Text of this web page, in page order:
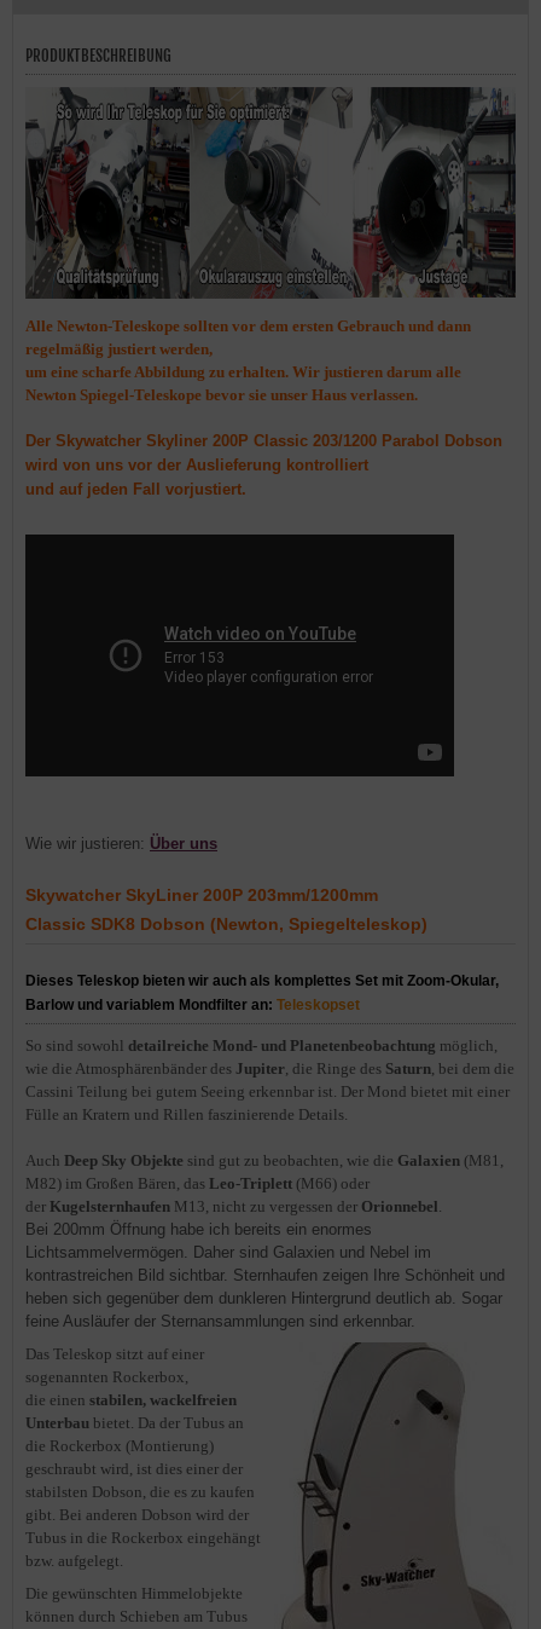
PRODUKTBESCHREIBUNG
Alle Newton-Teleskope sollten vor dem ersten Gebrauch und dann
regelmäßig justiert werden,
um eine scharfe Abbildung zu erhalten. Wir justieren darum alle
Newton Spiegel-Teleskope bevor sie unser Haus verlassen.
Der Skywatcher Skyliner 200P Classic 203/1200 Parabol Dobson
wird von uns vor der Auslieferung kontrolliert
und auf jeden Fall vorjustiert.
Wie wir justieren: Über uns
Skywatcher SkyLiner 200P 203mm/1200mm
Classic SDK8 Dobson (Newton, Spiegelteleskop)
Dieses Teleskop bieten wir auch als komplettes Set mit Zoom-Okular,
Barlow und variablem Mondfilter an: Teleskopset
So sind sowohl detailreiche Mond- und Planetenbeobachtung möglich,
wie die Atmosphärenbänder des Jupiter, die Ringe des Saturn, bei dem die
Cassini Teilung bei gutem Seeing erkennbar ist. Der Mond bietet mit einer
Fülle an Kratern und Rillen faszinierende Details.
Auch Deep Sky Objekte sind gut zu beobachten, wie die Galaxien (M81,
M82) im Großen Bären, das Leo-Triplett (M66) oder
der Kugelsternhaufen M13, nicht zu vergessen der Orionnebel.
Bei 200mm Öffnung habe ich bereits ein enormes
Lichtsammelvermögen. Daher sind Galaxien und Nebel im
kontrastreichen Bild sichtbar. Sternhaufen zeigen Ihre Schönheit und
heben sich gegenüber dem dunkleren Hintergrund deutlich ab. Sogar
feine Ausläufer der Sternansammlungen sind erkennbar.
Das Teleskop sitzt auf einer
sogenannten Rockerbox,
die einen stabilen, wackelfreien
Unterbau bietet. Da der Tubus an
die Rockerbox (Montierung)
geschraubt wird, ist dies einer der
stabilsten Dobson, die es zu kaufen
gibt. Bei anderen Dobson wird der
Tubus in die Rockerbox eingehängt
bzw. aufgelegt.
Die gewünschten Himmelobjekte
können durch Schieben am Tubus